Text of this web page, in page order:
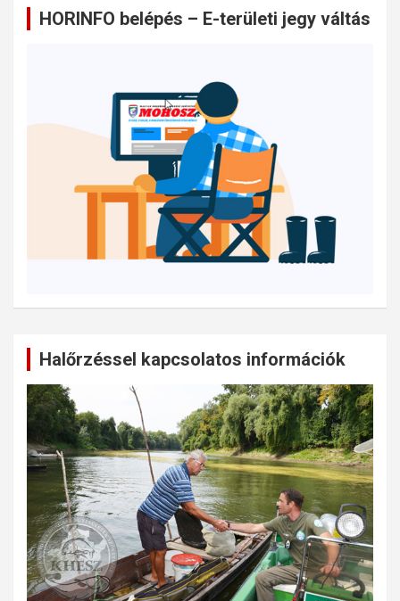
HORINFO belépés – E-területi jegy váltás
Halőrzéssel kapcsolatos információk